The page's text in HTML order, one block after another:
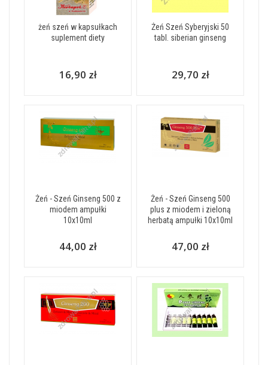
żeń szeń w kapsułkach
suplement diety
16,90 zł
Żeń Szeń Syberyjski 50
tabl. siberian ginseng
29,70 zł
Żeń - Szeń Ginseng 500 z
miodem ampułki
10x10ml
44,00 zł
Żeń - Szeń Ginseng 500
plus z miodem i zieloną
herbatą ampułki 10x10ml
47,00 zł